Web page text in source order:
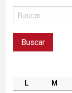
L M